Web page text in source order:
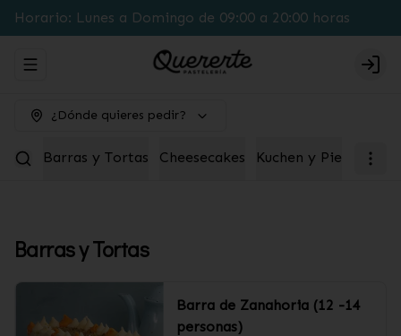
Horario: Lunes a Domingo de 09:00 a 20:00 horas
Abrir menu de navegación
¿Dónde quieres pedir?
Barras y Tortas Cheesecakes Kuchen y Pie Box
Barras y Tortas
Barra de Zanahoria (12 -14
personas)